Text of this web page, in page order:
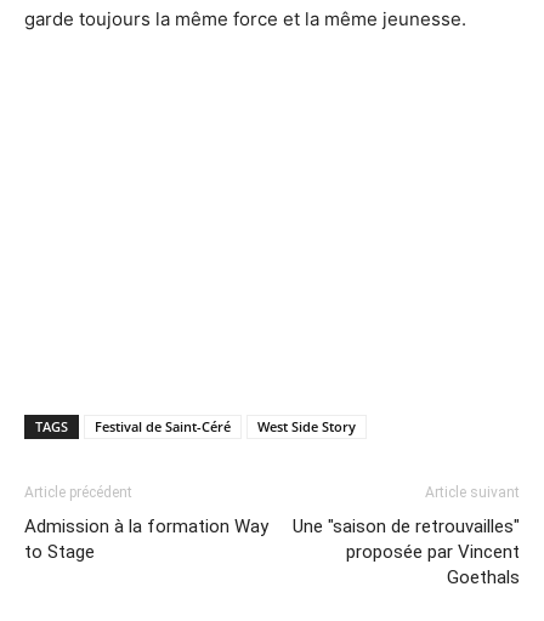
garde toujours la même force et la même jeunesse.
TAGS Festival de Saint-Céré West Side Story
Article précédent
Admission à la formation Way
to Stage
Article suivant
Une "saison de retrouvailles"
proposée par Vincent
Goethals